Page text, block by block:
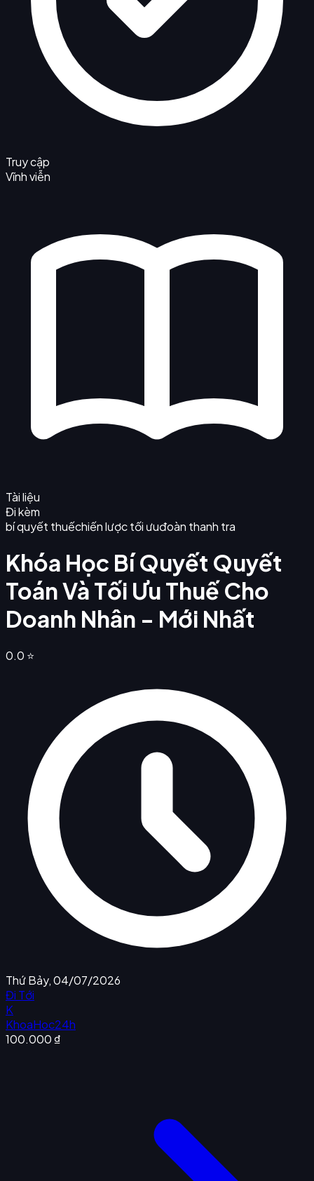
Truy cập
Vĩnh viễn
Tài liệu
Đi kèm
bí quyết thuếchiến lược tối ưuđoàn thanh tra
Khóa Học Bí Quyết Quyết
Toán Và Tối Ưu Thuế Cho
Doanh Nhân - Mới Nhất
0.0 ⭐
Thứ Bảy, 04/07/2026
Đi Tới
K
KhoaHoc24h
100.000 ₫